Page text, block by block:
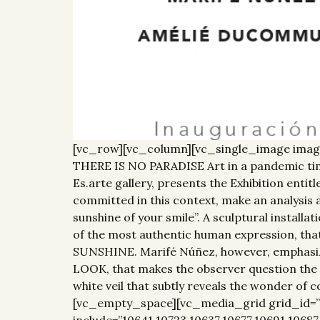
[vc_row][vc_column][vc_single_image
THERE IS NO PARADISE Art in a pandemic
Es.arte gallery, presents the Exhibition
committed in this context, make an analysis
sunshine of your smile”. A sculptural
of the most authentic human expression,
SUNSHINE. Marifé Núñez, however,
LOOK, that makes the observer question
white veil that subtly reveals the wonder of
[vc_empty_space][vc_media_grid